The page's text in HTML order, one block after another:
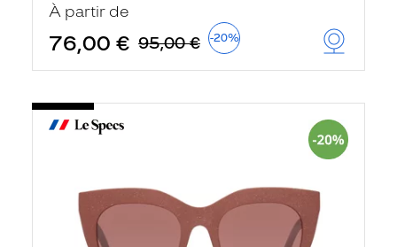
À partir de
76,00 € 95,00 € -20%